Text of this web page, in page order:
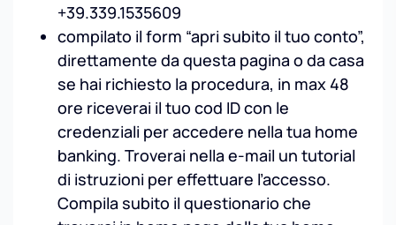
+39.339.1535609
compilato il form “apri subito il tuo conto”,
direttamente da questa pagina o da casa
se hai richiesto la procedura, in max 48
ore riceverai il tuo cod ID con le
credenziali per accedere nella tua home
banking. Troverai nella e-mail un tutorial
di istruzioni per effettuare l’accesso.
Compila subito il questionario che